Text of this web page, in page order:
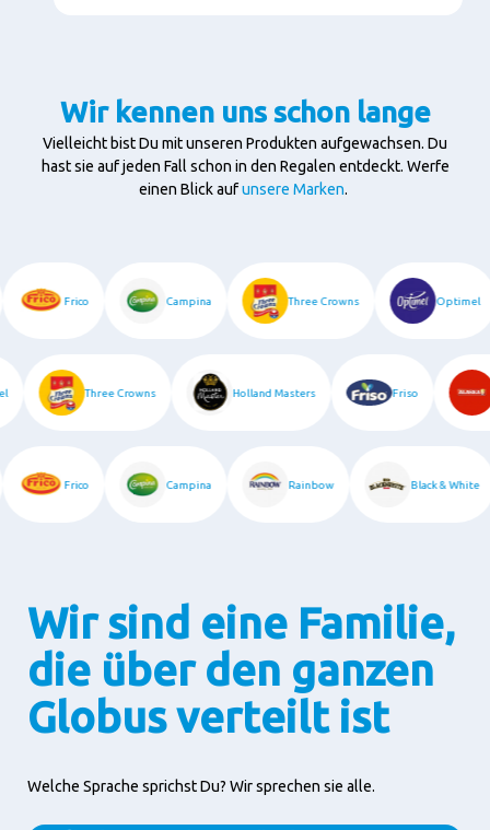
Wir kennen uns schon lange
Vielleicht bist Du mit unseren Produkten aufgewachsen. Du
hast sie auf jeden Fall schon in den Regalen entdeckt. Werfe
einen Blick aufunsere Marken.
Frico Campina Three Crowns Optimel
Three Crowns Holland Masters Friso
Frico Campina Rainbow Black & White
Wir sind eine Familie,
die über den ganzen
Globus verteilt ist
Welche Sprache sprichst Du? Wir sprechen sie alle.